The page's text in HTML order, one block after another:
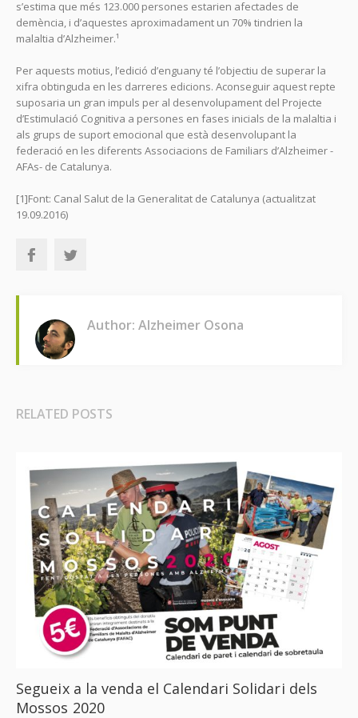
s’estima que més 123.000 persones estarien afectades de
demència, i d’aquestes aproximadament un 70% tindrien la
malaltia d’Alzheimer.¹
Per aquests motius, l’edició d’enguany té l’objectiu de superar la
xifra obtinguda en les darreres edicions. Aconseguir aquest repte
suposaria un gran impuls per al desenvolupament del Projecte
d’Estimulació Cognitiva a persones en fases inicials de la malaltia i
als grups de suport emocional que està desenvolupant la
federació en les diferents Associacions de Familiars d’Alzheimer -
AFAs- de Catalunya.
[1]Font: Canal Salut de la Generalitat de Catalunya (actualitzat
19.09.2016)
Author: Alzheimer Osona
RELATED POSTS
Segueix a la venda el Calendari Solidari dels
Mossos 2020